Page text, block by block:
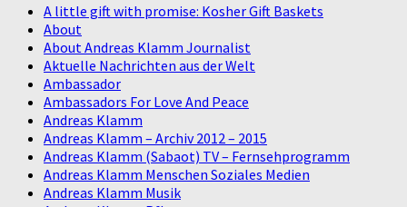
A little gift with promise: Kosher Gift Baskets
About
About Andreas Klamm Journalist
Aktuelle Nachrichten aus der Welt
Ambassador
Ambassadors For Love And Peace
Andreas Klamm
Andreas Klamm – Archiv 2012 – 2015
Andreas Klamm (Sabaot) TV – Fernsehprogramm
Andreas Klamm Menschen Soziales Medien
Andreas Klamm Musik